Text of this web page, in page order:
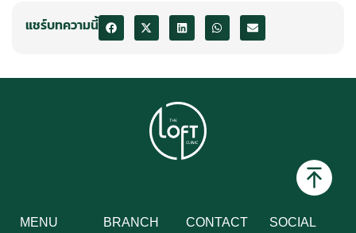
แชร์บทความนี้
MENU BRANCH
CONTACT
SOCIAL